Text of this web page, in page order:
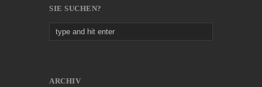
SIE SUCHEN?
ARCHIV